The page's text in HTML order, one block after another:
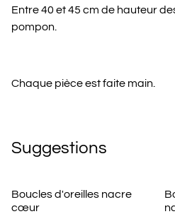
Entre 40 et 45 cm de hauteur
pompon.
Chaque pièce est faite main.
Suggestions
Boucles d'oreilles nacre
cœur